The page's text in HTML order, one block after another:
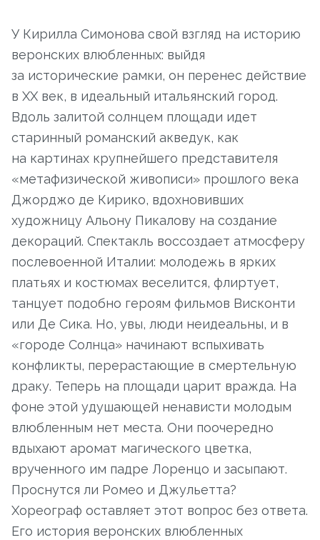
У Кирилла Симонова свой взгляд на историю
веронских влюбленных: выйдя
за исторические рамки, он перенес действие
в ХХ век, в идеальный итальянский город.
Вдоль залитой солнцем площади идет
старинный романский акведук, как
на картинах крупнейшего представителя
«метафизической живописи» прошлого века
Джорджо де Кирико, вдохновивших
художницу Альону Пикалову на создание
декораций. Спектакль воссоздает атмосферу
послевоенной Италии: молодежь в ярких
платьях и костюмах веселится, флиртует,
танцует подобно героям фильмов Висконти
или Де Сика. Но, увы, люди неидеальны, и в
«городе Солнца» начинают вспыхивать
конфликты, перерастающие в смертельную
драку. Теперь на площади царит вражда. На
фоне этой удушающей ненависти молодым
влюбленным нет места. Они поочередно
вдыхают аромат магического цветка,
врученного им падре Лоренцо и засыпают.
Проснутся ли Ромео и Джульетта?
Хореограф оставляет этот вопрос без ответа.
Его история веронских влюбленных